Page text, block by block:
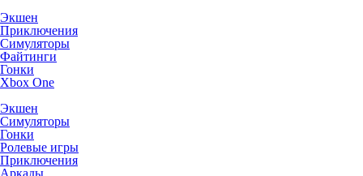
Экшен
Приключения
Симуляторы
Файтинги
Гонки
Xbox One
Экшен
Симуляторы
Гонки
Ролевые игры
Приключения
Аркады